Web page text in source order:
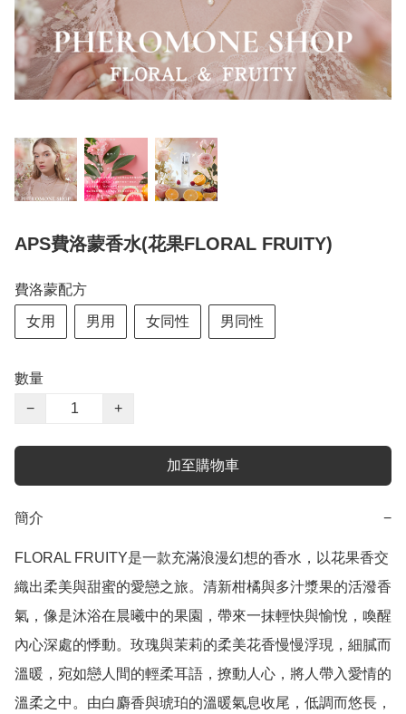
APS費洛蒙香水(花果FLORAL FRUITY)
費洛蒙配方
女用 男用 女同性 男同性
數量
−
+
加至購物車
簡介 −
FLORAL FRUITY是一款充滿浪漫幻想的香水，以花果香交
織出柔美與甜蜜的愛戀之旅。清新柑橘與多汁漿果的活潑香
氣，像是沐浴在晨曦中的果園，帶來一抹輕快與愉悅，喚醒
內心深處的悸動。玫瑰與茉莉的柔美花香慢慢浮現，細膩而
溫暖，宛如戀人間的輕柔耳語，撩動人心，將人帶入愛情的
溫柔之中。由白麝香與琥珀的溫暖氣息收尾，低調而悠長，